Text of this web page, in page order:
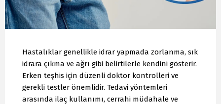
Hastalıklar genellikle idrar yapmada zorlanma, sık
idrara çıkma ve ağrı gibi belirtilerle kendini gösterir.
Erken teşhis için düzenli doktor kontrolleri ve
gerekli testler önemlidir. Tedavi yöntemleri
arasında ilaç kullanımı, cerrahi müdahale ve